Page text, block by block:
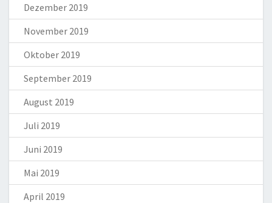
Dezember 2019
November 2019
Oktober 2019
September 2019
August 2019
Juli 2019
Juni 2019
Mai 2019
April 2019